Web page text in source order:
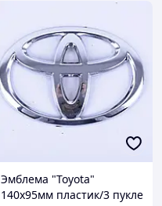
Эмблема "Toyota"
140х95мм пластик/3 пукле